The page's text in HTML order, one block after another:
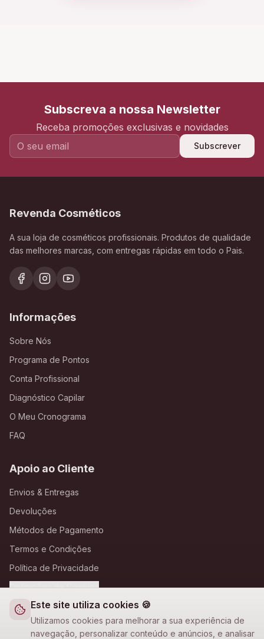
Este site utiliza cookies 🍪
Utilizamos cookies para melhorar a sua experiência de
navegação, personalizar conteúdo e anúncios, e analisar
Subscreva a nossa Newsletter
Receba promoções exclusivas e novidades
Subscrever
Revenda Cosméticos
A sua loja de cosméticos profissionais. Produtos de qualidade
das melhores marcas, com entregas rápidas em todo o Pais.
Informações
Sobre Nós
Programa de Pontos
Conta Profissional
Diagnóstico Capilar
O Meu Cronograma
FAQ
Apoio ao Cliente
Envios & Entregas
Devoluções
Métodos de Pagamento
Termos e Condições
Política de Privacidade
Definições de Cookies
A Loja Nova